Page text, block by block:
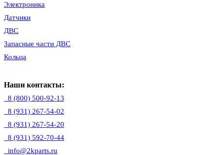
Электроника
Датчики
ДВС
Запасные части ДВС
Кольца
Наши контакты:
8 (800) 500-92-13
8 (931) 267-54-02
8 (931) 267-54-20
8 (931) 592-70-44
info@2kparts.ru